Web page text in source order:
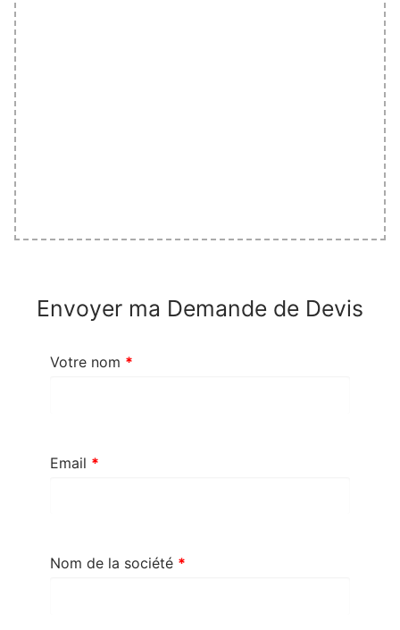
Envoyer ma Demande de Devis
Votre nom *
Email *
Nom de la société *